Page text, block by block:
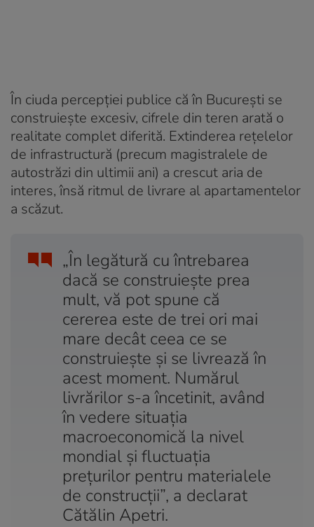
În ciuda percepției publice că în București se
construiește excesiv, cifrele din teren arată o
realitate complet diferită. Extinderea rețelelor
de infrastructură (precum magistralele de
autostrăzi din ultimii ani) a crescut aria de
interes, însă ritmul de livrare al apartamentelor
a scăzut.
„În legătură cu întrebarea
dacă se construiește prea
mult, vă pot spune că
cererea este de trei ori mai
mare decât ceea ce se
construiește și se livrează în
acest moment. Numărul
livrărilor s-a încetinit, având
în vedere situația
macroeconomică la nivel
mondial și fluctuația
prețurilor pentru materialele
de construcții”, a declarat
Cătălin Apetri.